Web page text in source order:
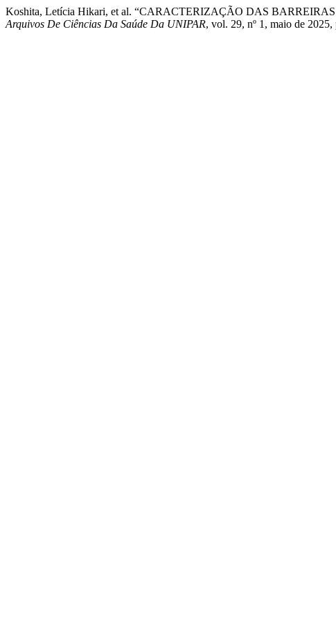
Koshita, Letícia Hikari, et al. “CARACTERIZAÇÃO DAS
Arquivos De Ciências Da Saúde Da UNIPAR, vol. 29, nº 1, maio de